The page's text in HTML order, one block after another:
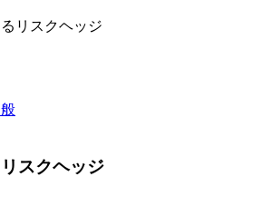
リスクヘッジ
スクヘッジ